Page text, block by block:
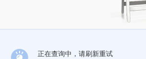
正在查询中，请刷新重试